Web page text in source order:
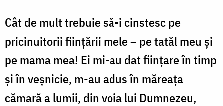
Cât de mult trebuie să-i cinstesc pe
pricinuitorii fiinţării mele – pe tatăl meu şi
pe mama mea! Ei mi-au dat fiinţare în timp
şi în veşnicie, m-au adus în măreaţa
cămară a lumii, din voia lui Dumnezeu,